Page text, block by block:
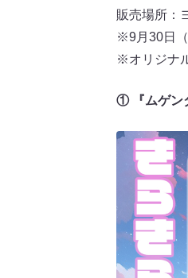
販売場所：
※9月30日（
※オリジナ
① 『ムゲン